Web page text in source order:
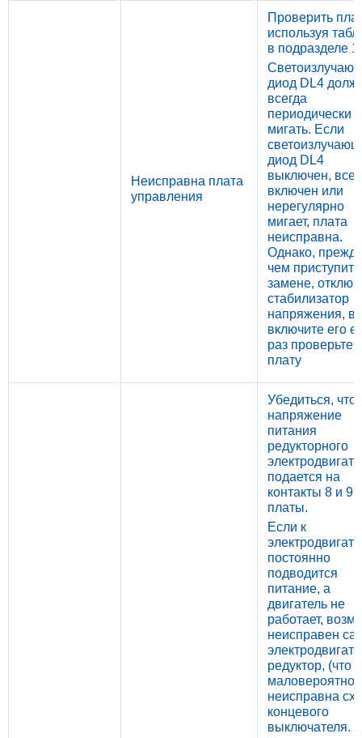
Неисправна плата
управления
Проверить
используя
в подразделе
диод DL4
всегда
периодически
мигать. Если
диод DL4
выключен,
включен или
нерегулярно
мигает, плата
неисправна.
Однако,
чем
замене,
стабилизатор
напряжения,
включите его
раз проверьте
плату
Убедиться, что
напряжение
питания
редукторного
подается на
контакты 8 и 9
платы.
Если к
постоянно
подводится
питание, а
двигатель не
работает,
неисправен
редуктор, (что
маловероятно)
неисправна
концевого
выключателя.